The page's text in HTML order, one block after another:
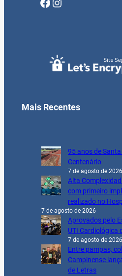
Mais Recentes
95 anos de
Centenário
7 de agosto de 2026
Alta
com primeiro
realizado no
7 de agosto de 2026
Aprovados pelo
UTI Cardiológica
7 de agosto de 2026
Entre pampas,
Campinense
de Letras